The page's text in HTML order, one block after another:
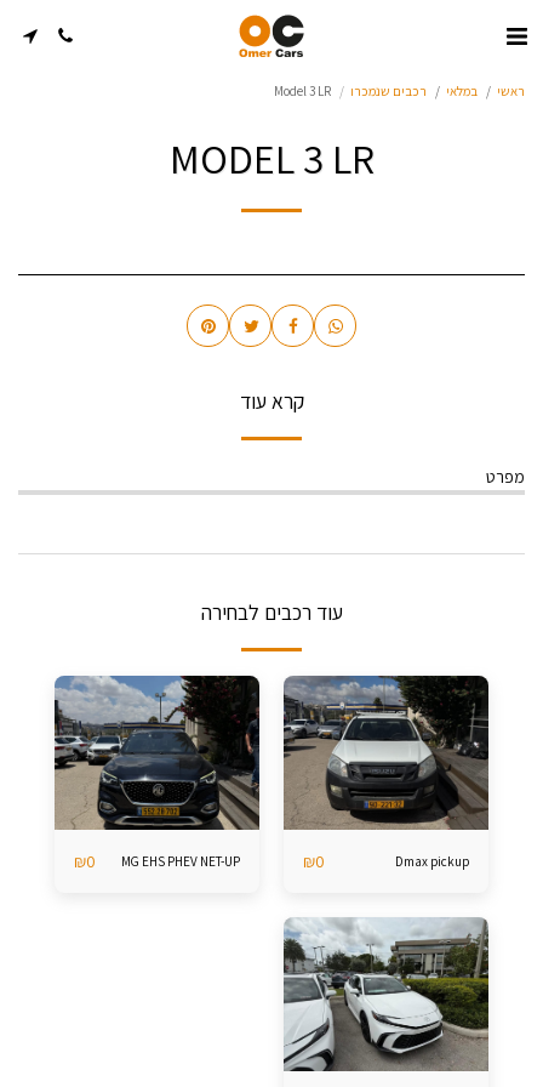
ראשי במלאי רכבים שנמכרו Model 3 LR
MODEL 3 LR
קרא עוד
מפרט
עוד רכבים לבחירה
Dmax pickup
₪0
MG EHS PHEV NET-UP
₪0